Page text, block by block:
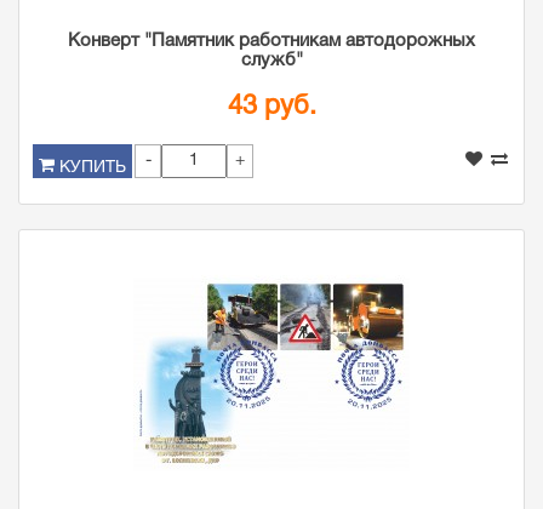
Конверт "Памятник работникам автодорожных
служб"
43 руб.
КУПИТЬ - +